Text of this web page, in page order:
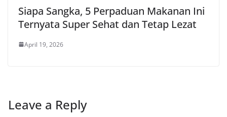
Siapa Sangka, 5 Perpaduan Makanan Ini
Ternyata Super Sehat dan Tetap Lezat
April 19, 2026
Leave a Reply